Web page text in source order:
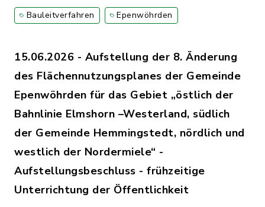
Bauleitverfahren Epenwöhrden
15.06.2026 - Aufstellung der 8. Änderung
des Flächennutzungsplanes der Gemeinde
Epenwöhrden für das Gebiet „östlich der
Bahnlinie Elmshorn –Westerland, südlich
der Gemeinde Hemmingstedt, nördlich und
westlich der Nordermiele“ -
Aufstellungsbeschluss - frühzeitige
Unterrichtung der Öffentlichkeit